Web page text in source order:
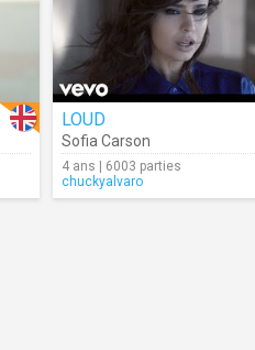
LOUD
Sofia Carson
4 ans | 6003 parties
chuckyalvaro